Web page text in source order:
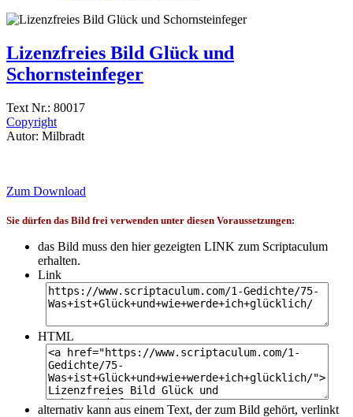
Lizenzfreies Bild Glück und
Schornsteinfeger
Text Nr.: 80017
Copyright
Autor: Milbradt
Zum Download
Sie dürfen das Bild frei verwenden unter diesen Voraussetzungen:
das Bild muss den hier gezeigten LINK zum Scriptaculum
erhalten.
Link
HTML
alternativ kann aus einem Text, der zum Bild gehört, verlinkt